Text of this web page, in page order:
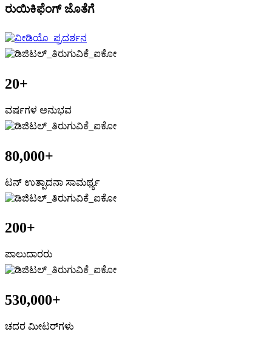
ರುಯಿಕಿಫೆಂಗ್ ಜೊತೆಗೆ
20+
ವರ್ಷಗಳ ಅನುಭವ
80,000+
ಟನ್ ಉತ್ಪಾದನಾ ಸಾಮರ್ಥ್ಯ
200+
ಪಾಲುದಾರರು
530,000+
ಚದರ ಮೀಟರ್‌ಗಳು